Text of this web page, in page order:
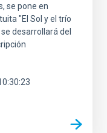
se pone en
"El Sol y el trío
desarrollará del